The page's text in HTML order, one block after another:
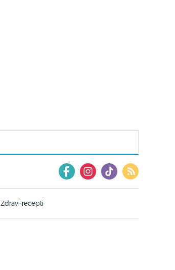
Zdravi recepti